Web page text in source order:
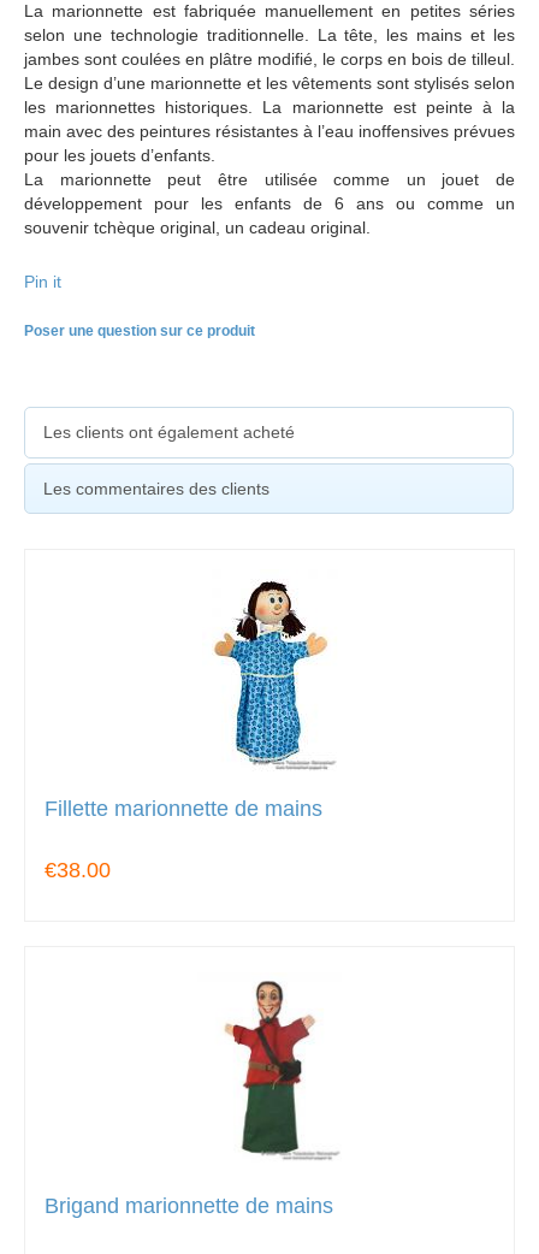
La marionnette est fabriquée manuellement en petites séries
selon une technologie traditionnelle. La tête, les mains et les
jambes sont coulées en plâtre modifié, le corps en bois de tilleul.
Le design d’une marionnette et les vêtements sont stylisés selon
les marionnettes historiques. La marionnette est peinte à la
main avec des peintures résistantes à l’eau inoffensives prévues
pour les jouets d’enfants.
La marionnette peut être utilisée comme un jouet de
développement pour les enfants de 6 ans ou comme un
souvenir tchèque original, un cadeau original.
Pin it
Poser une question sur ce produit
Les clients ont également acheté
Les commentaires des clients
Fillette marionnette de mains
€38.00
Brigand marionnette de mains